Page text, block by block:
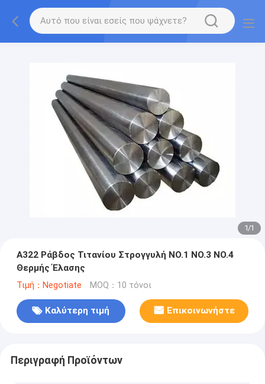
1/1
A322 Ράβδος Τιτανίου Στρογγυλή NO.1 NO.3 NO.4
Θερμής Έλασης
Τιμή：Negotiate MOQ：10 τόνοι
Καλύτερη τιμή Επικοινωνήστε
Περιγραφή Προϊόντων